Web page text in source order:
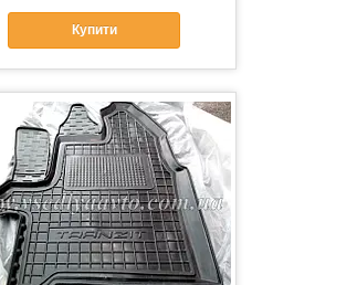
Купити